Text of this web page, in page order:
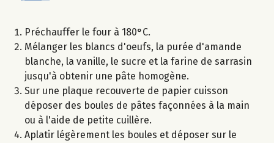
Préchauffer le four à 180°C.
Mélanger les blancs d'oeufs, la purée d'amande
blanche, la vanille, le sucre et la farine de sarrasin
jusqu'à obtenir une pâte homogène.
Sur une plaque recouverte de papier cuisson
déposer des boules de pâtes façonnées à la main
ou à l'aide de petite cuillère.
Aplatir légèrement les boules et déposer sur le